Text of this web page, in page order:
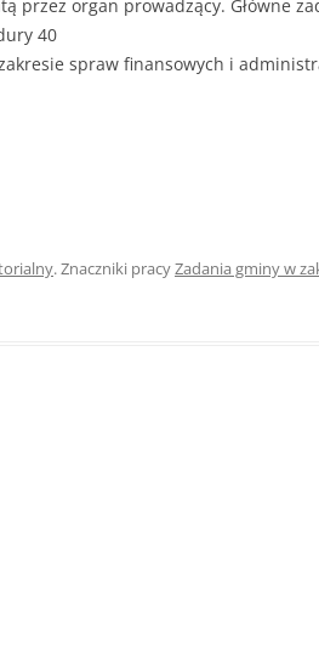
przez organ prowadzący. Główne
40
spraw finansowych i
. Znaczniki pracyZadania gminy w